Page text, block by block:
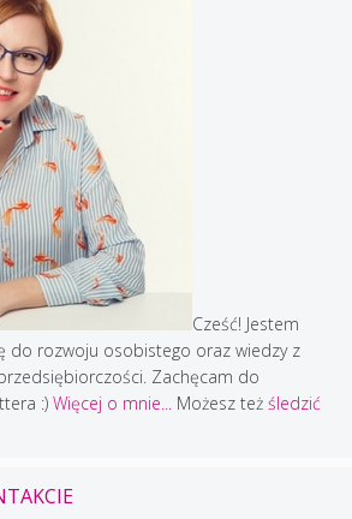
Cześć! Jestem
do rozwoju osobistego oraz wiedzy z
Zachęcam do
:) Więcej o mnie... Możesz też śledzić